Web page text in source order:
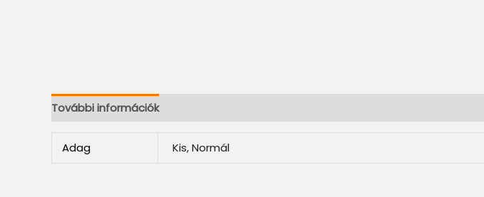
További információk
Adag Kis, Normál